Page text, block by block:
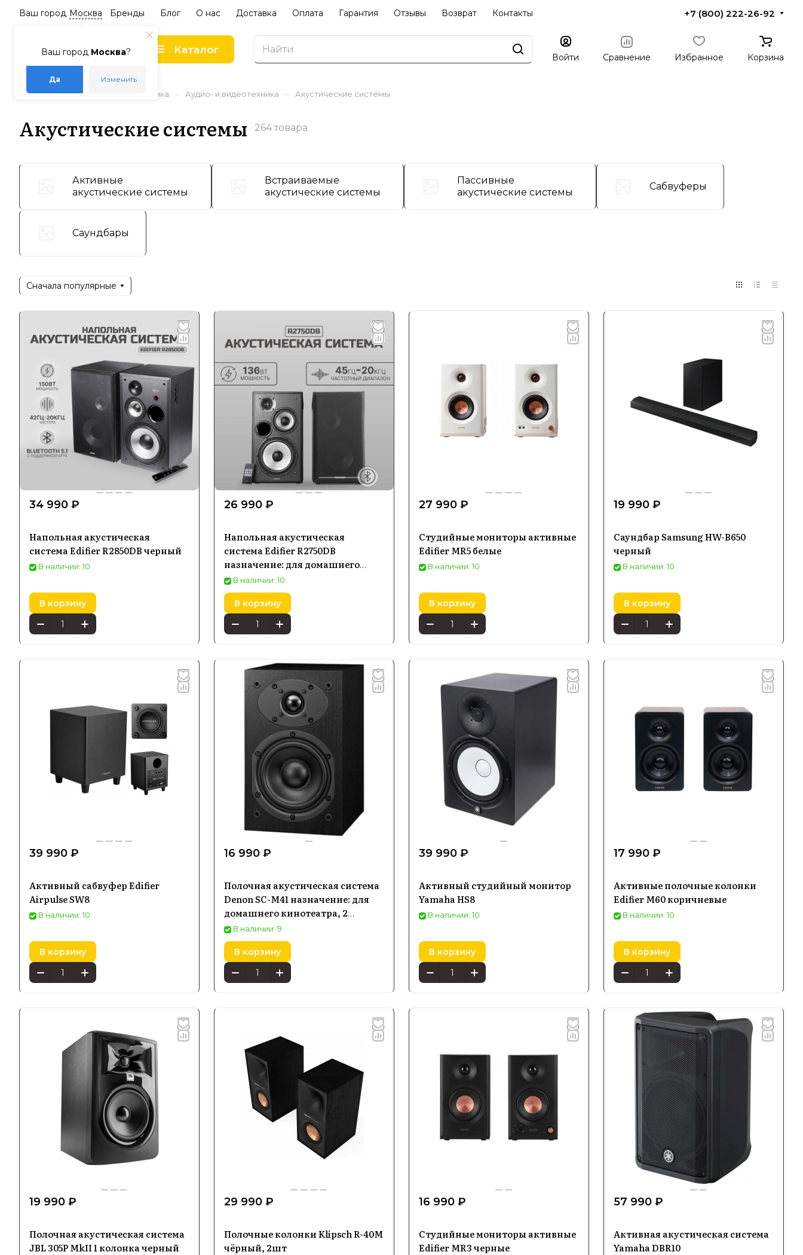
Ваш город Москва?
Да Изменить
Ваш город Москва Бренды Блог О нас Доставка Оплата Гарантия Отзывы Возврат Контакты +7 (800) 222-26-92
Каталог
Войти Сравнение Избранное Корзина
Главная – Каталог Электроника – Аудио- и видеотехника – Акустические системы
Акустические системы 264 товара
Активные
акустические системы
Встраиваемые
акустические системы
Пассивные
акустические системы
Сабвуферы
Саундбары
Сначала популярные
34 990 ₽
Напольная акустическая
система Edifier R2850DB черный
В наличии: 10
В корзину
26 990 ₽
Напольная акустическая
система Edifier R2750DB
назначение: для домашнего
кинотеатра, черный
В наличии: 10
В корзину
27 990 ₽
Студийные мониторы активные
Edifier MR5 белые
В наличии: 10
В корзину
19 990 ₽
Саундбар Samsung HW-B650
черный
В наличии: 10
В корзину
39 990 ₽
Активный сабвуфер Edifier
Airpulse SW8
В наличии: 10
В корзину
16 990 ₽
Полочная акустическая система
Denon SC-M41 назначение: для
домашнего кинотеатра, 2
колонки, черный
В наличии: 9
В корзину
39 990 ₽
Активный студийный монитор
Yamaha HS8
В наличии: 10
В корзину
17 990 ₽
Активные полочные колонки
Edifier M60 коричневые
В наличии: 10
В корзину
19 990 ₽
Полочная акустическая система
JBL 305P MkII 1 колонка черный
29 990 ₽
Полочные колонки Klipsch R-40M
чёрный, 2шт
16 990 ₽
Студийные мониторы активные
Edifier MR3 черные
57 990 ₽
Активная акустическая система
Yamaha DBR10